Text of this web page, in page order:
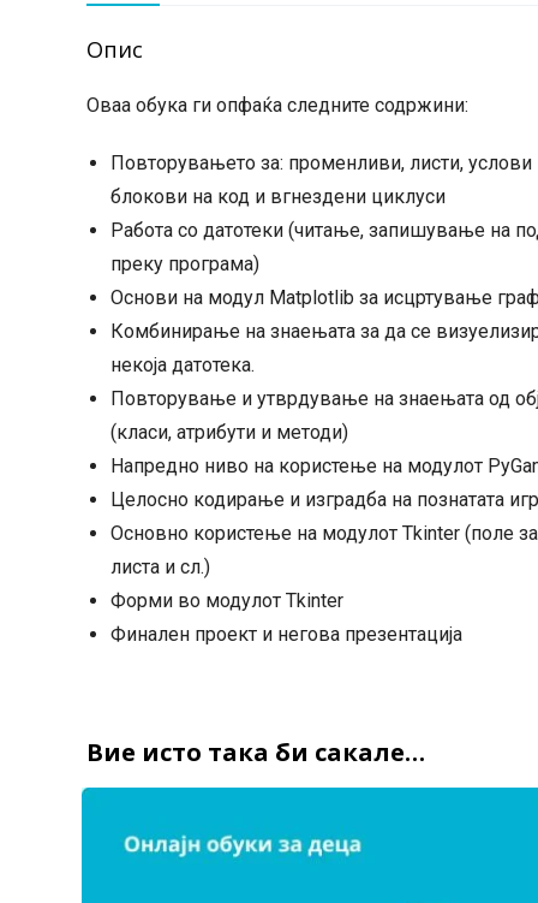
Опис
Оваа обука ги опфаќа следните содржини:
Повторувањето за: променливи, листи, услови
блокови на код и вгнездени циклуси
Работа со датотеки (читање, запишување на
преку програма)
Основи на модул Matplotlib за исцртување
Комбинирање на знаењата за да се
некоја датотека.
Повторување и утврдување на знаењата од
(класи, атрибути и методи)
Напредно ниво на користење на модулот
Целосно кодирање и изградба на познатата
Основно користење на модулот Tkinter (поле
листа и сл.)
Форми во модулот Tkinter
Финален проект и негова презентација
Вие исто така би сакале…